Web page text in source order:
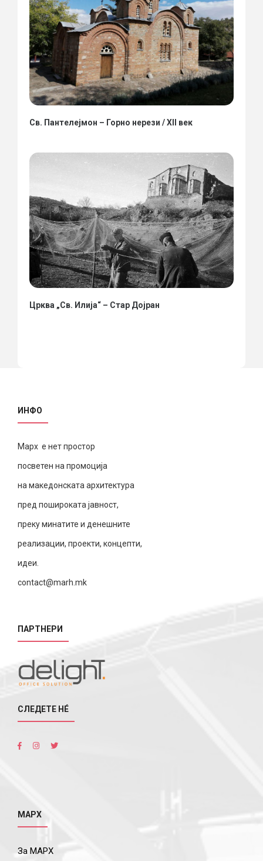
Св. Пантелејмон – Горно нерези / XII век
Црква „Св. Илија“ – Стар Дојран
ИНФО
Марх е нет простор
посветен на промоција
на македонската архитектура
пред пошироката јавност,
преку минатите и денешните
реализации, проекти, концепти,
идеи.
contact@marh.mk
ПАРТНЕРИ
СЛЕДЕТЕ НÉ
МАРХ
За МАРХ